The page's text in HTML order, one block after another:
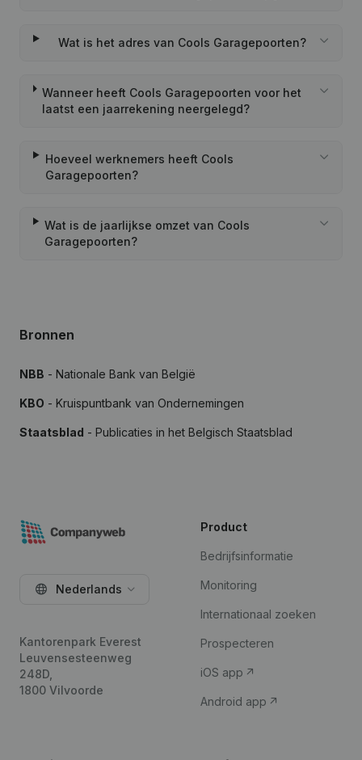
Wat is het adres van Cools Garagepoorten?
Wanneer heeft Cools Garagepoorten voor het
laatst een jaarrekening neergelegd?
Hoeveel werknemers heeft Cools
Garagepoorten?
Wat is de jaarlijkse omzet van Cools
Garagepoorten?
Bronnen
NBB - Nationale Bank van België
KBO - Kruispuntbank van Ondernemingen
Staatsblad - Publicaties in het Belgisch Staatsblad
Nederlands
Kantorenpark Everest
Leuvensesteenweg
248D,
1800 Vilvoorde
Product
Bedrijfsinformatie
Monitoring
Internationaal zoeken
Prospecteren
iOS app
Android app